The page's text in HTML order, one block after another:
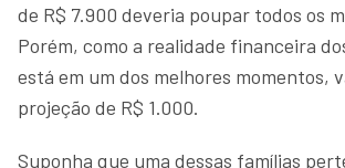
de R$ 7.900 deveria poupar todos os
Porém, como a realidade financeira
está em um dos melhores momentos,
projeção de R$ 1.000.
Suponha que uma dessas famílias